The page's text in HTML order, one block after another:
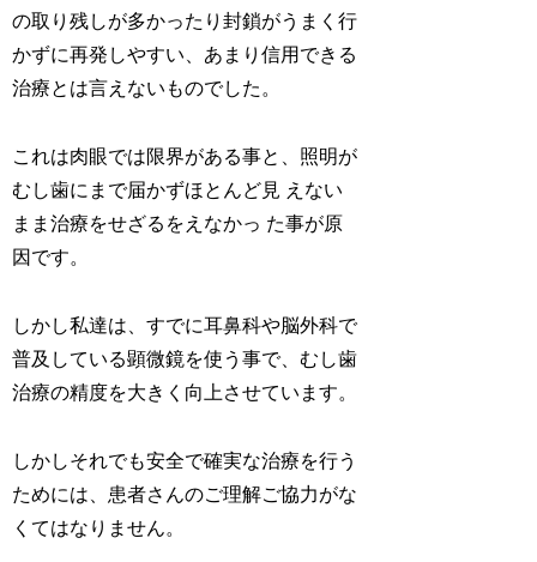
の取り残しが多かったり封鎖がうまく行
かずに再発しやすい、あまり信用できる
治療とは言えないものでした。
これは肉眼では限界がある事と、照明が
むし歯にまで届かずほとんど見 えない
まま治療をせざるをえなかっ た事が原
因です。
しかし私達は、すでに耳鼻科や脳外科で
普及している顕微鏡を使う事で、むし歯
治療の精度を大きく向上させています。
しかしそれでも安全で確実な治療を行う
ためには、患者さんのご理解ご協力がな
くてはなりません。